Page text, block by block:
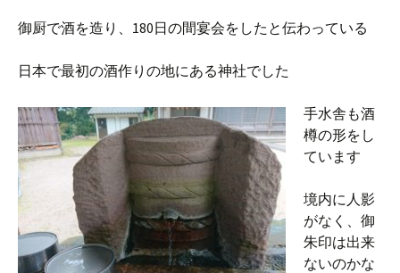
御厨で酒を造り、180日の間宴会をしたと伝わっている
日本で最初の酒作りの地にある神社でした
手水舎も酒
樽の形をし
ています
境内に人影
がなく、御
朱印は出来
ないのかな